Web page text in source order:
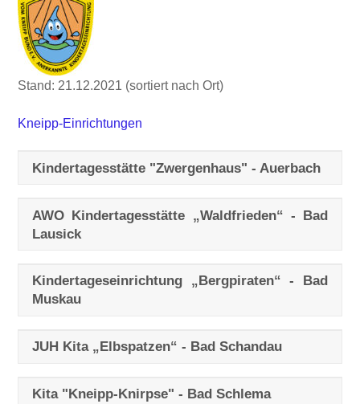
Stand: 21.12.2021 (sortiert nach Ort)
Kneipp-Einrichtungen
Kindertagesstätte "Zwergenhaus" - Auerbach
AWO Kindertagesstätte „Waldfrieden“ - Bad
Lausick
Kindertageseinrichtung „Bergpiraten“ - Bad
Muskau
JUH Kita „Elbspatzen“ - Bad Schandau
Kita "Kneipp-Knirpse" - Bad Schlema